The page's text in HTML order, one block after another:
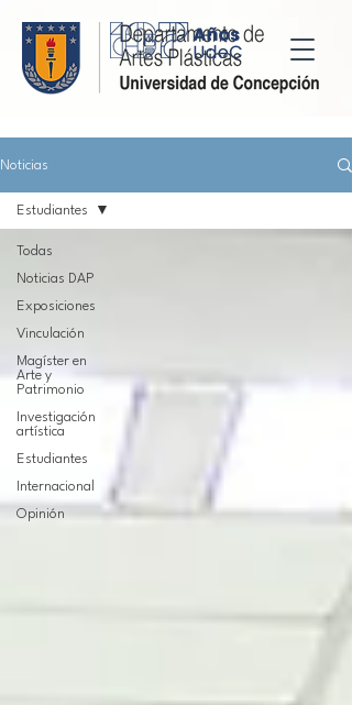
Noticias
Todas
Noticias DAP
Exposiciones
Vinculación
Magíster en
Arte y
Patrimonio
Investigación
artística
Estudiantes
Internacional
Opinión
Estudiantes